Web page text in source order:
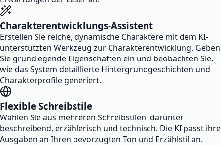
Charakterentwicklungs-Assistent
Erstellen Sie reiche, dynamische Charaktere mit dem KI-
unterstützten Werkzeug zur Charakterentwicklung. Geben
Sie grundlegende Eigenschaften ein und beobachten Sie,
wie das System detaillierte Hintergrundgeschichten und
Charakterprofile generiert.
Flexible Schreibstile
Wählen Sie aus mehreren Schreibstilen, darunter
beschreibend, erzählerisch und technisch. Die KI passt ihre
Ausgaben an Ihren bevorzugten Ton und Erzählstil an.